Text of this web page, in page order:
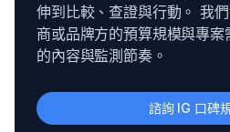
伸到比較、查證與行動。 我
商或品牌方的預算規模與專
的內容與監測節奏。
諮詢 IG 口碑